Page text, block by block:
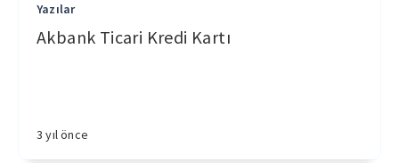
Yazılar
Akbank Ticari Kredi Kartı
3 yıl önce